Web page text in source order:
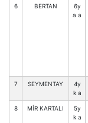
6 BERTAN
6y
a a
7 SEYMENTAY
4y
k a
8 MİR KARTALI
5y
k a